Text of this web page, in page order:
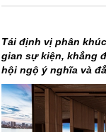
Tái định vị phân
gian sự kiện, khẳng
hội ngộ ý nghĩa và